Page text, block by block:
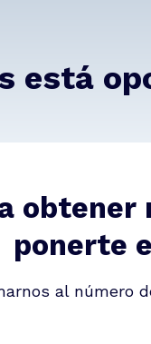
está
obtener
ponerte
al número